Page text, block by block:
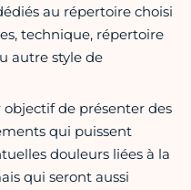
au répertoire choisi
technique, répertoire
autre style de
de présenter des
qui puissent
douleurs liées à la
qui seront aussi